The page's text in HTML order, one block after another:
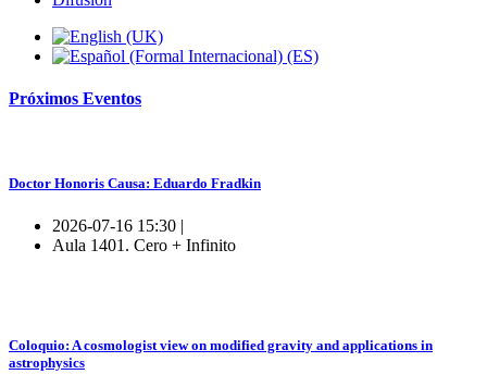
Próximos Eventos
Doctor Honoris Causa: Eduardo Fradkin
2026-07-16 15:30 |
Aula 1401. Cero + Infinito
Coloquio: A cosmologist view on modified gravity and applications in
astrophysics